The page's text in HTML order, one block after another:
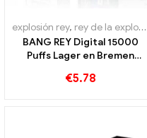
explosión rey, rey de la explosión 15000 bocanadas
BANG REY Digital 15000
Puffs Lager en Bremen
€5.78